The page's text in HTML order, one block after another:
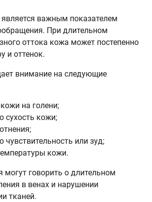
важным показателем
При длительном
оттока кожа может постепенно
и оттенок.
внимание на следующие
на голени;
сухость кожи;
или зуд;
кожи.
могут говорить о длительном
в венах и нарушении
тканей.